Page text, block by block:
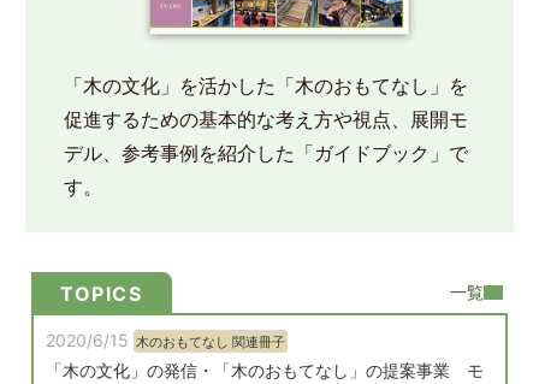
「木の文化」を活かした「木のおもてなし」を
促進するための基本的な考え方や視点、展開モ
デル、参考事例を紹介した「ガイドブック」で
す。
TOPICS 一覧
2020/6/15 木のおもてなし 関連冊子
「木の文化」の発信・「木のおもてなし」の提案事業 モ